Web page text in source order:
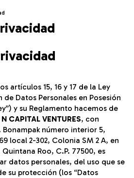
artículos 15, 16 y 17 de la Ley
Datos Personales en Posesión
y su Reglamento hacemos de
N CAPITAL VENTURES, con
número interior 5,
local 2-302, Colonia SM 2 A, en
Roo, C.P. 77500, es
datos personales, del uso que se
su protección (los “Datos